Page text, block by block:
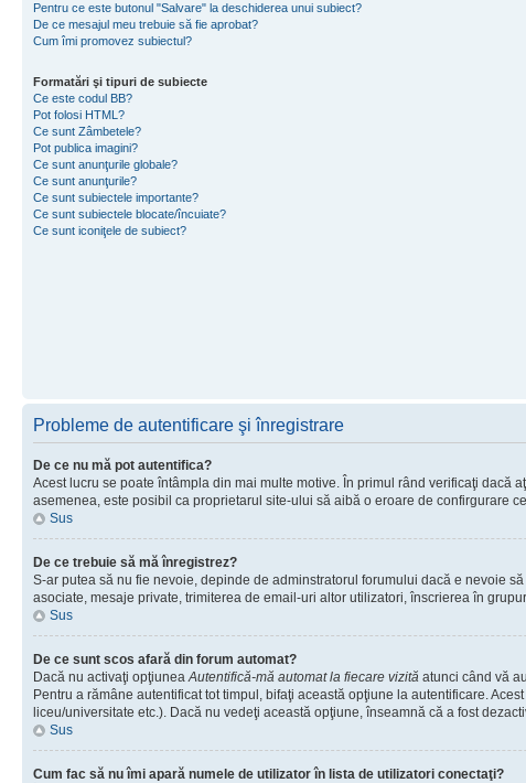
Pentru ce este butonul "Salvare" la deschiderea unui subiect?
De ce mesajul meu trebuie să fie aprobat?
Cum îmi promovez subiectul?
Formatări şi tipuri de subiecte
Ce este codul BB?
Pot folosi HTML?
Ce sunt Zâmbetele?
Pot publica imagini?
Ce sunt anunţurile globale?
Ce sunt anunţurile?
Ce sunt subiectele importante?
Ce sunt subiectele blocate/încuiate?
Ce sunt iconiţele de subiect?
Probleme de autentificare şi înregistrare
De ce nu mă pot autentifica?
Acest lucru se poate întâmpla din mai multe motive. În primul rând verificaţi dacă
asemenea, este posibil ca proprietarul site-ului să aibă o eroare de confirgurare
Sus
De ce trebuie să mă înregistrez?
S-ar putea să nu fie nevoie, depinde de adminstratorul forumului dacă e nevoie
asociate, mesaje private, trimiterea de email-uri altor utilizatori, înscrierea în
Sus
De ce sunt scos afară din forum automat?
Dacă nu activaţi opţiuneaAutentifică-mă automat la fiecare vizită atunci când vă
Pentru a rămâne autentificat tot timpul, bifaţi această opţiune la autentificare.
liceu/universitate etc.). Dacă nu vedeţi această opţiune, înseamnă că a fost
Sus
Cum fac să nu îmi apară numele de utilizator în lista de utilizatori conectaţi?